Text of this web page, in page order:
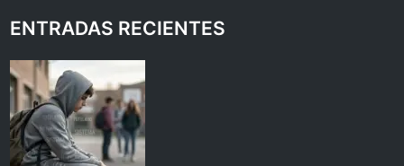
ENTRADAS RECIENTES